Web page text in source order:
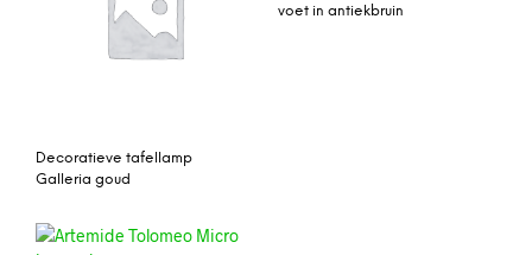
Decoratieve tafellamp
Galleria goud
voet in antiekbruin